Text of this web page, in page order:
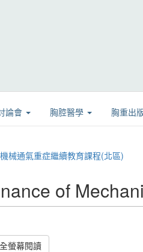
論會 胸腔醫學 胸重出
械通氣重症繼續教育課程(北區)
of
全螢幕閱讀